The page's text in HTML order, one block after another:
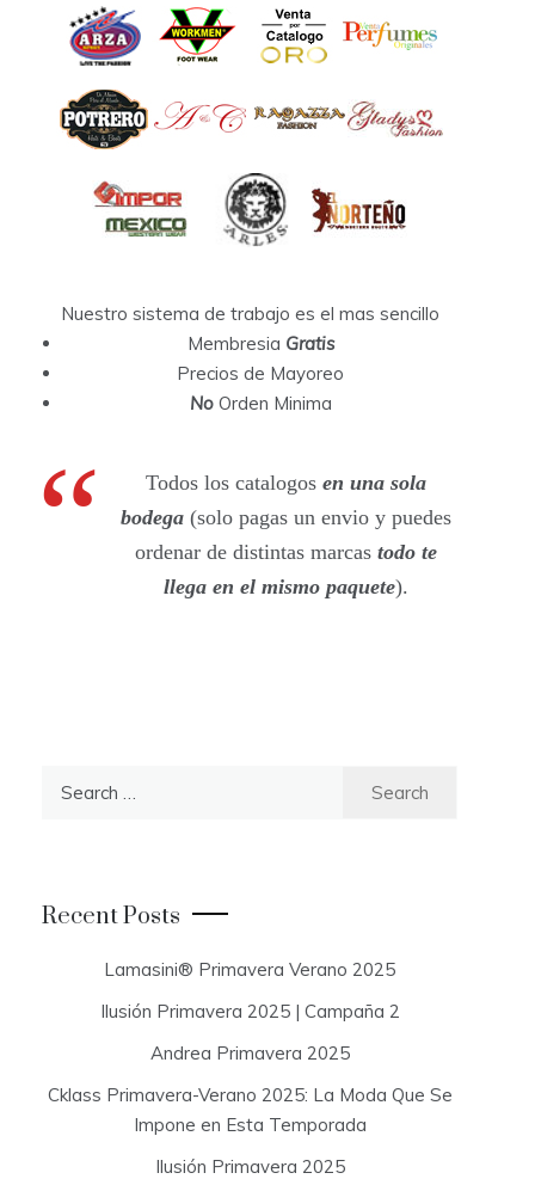
Nuestro sistema de trabajo es el mas sencillo
Membresia Gratis
Precios de Mayoreo
NoOrden Minima
Todos los catalogos en una sola
bodega (solo pagas un envio y puedes
ordenar de distintas marcastodo te
llega en el mismo paquete).
r
:
Recent Posts
Lamasini® Primavera Verano 2025
Ilusión Primavera 2025 | Campaña 2
Andrea Primavera 2025
Cklass Primavera-Verano 2025: La Moda Que Se
Impone en Esta Temporada
Ilusión Primavera 2025